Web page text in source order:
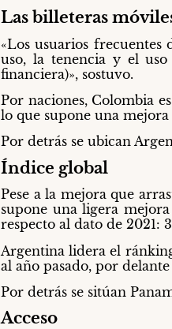
Las billeteras
«Los usuarios frecuentes
uso, la tenencia y el
financiera)», sostuvo.
Por naciones, Colombia
lo que supone una mejora
Por detrás se ubican
Índice global
Pese a la mejora que
supone una ligera
respecto al dato de 2021:
Argentina lidera el
al año pasado, por
Por detrás se sitúan
Acceso